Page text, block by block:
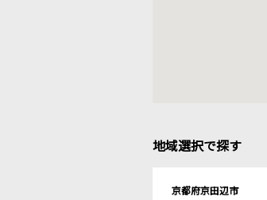
地域選択で探す
京都府京田辺市